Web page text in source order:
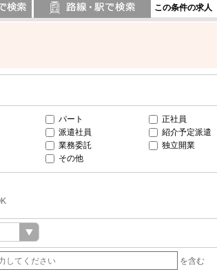
この条件の求人
パート
正社員
派遣社員
紹介予定派遣
業務委託
独立開業
その他
を含む